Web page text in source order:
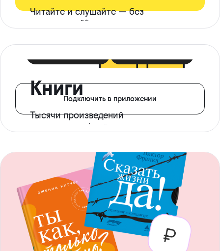
Читайте и слушайте — без
ограничений*
Книги
Тысячи произведений
с доступом офлайн
Подключить в приложении